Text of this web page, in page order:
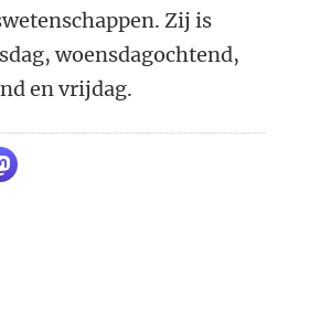
Zij is
woensdagochtend,
en vrijdag.
LinkedIn
via WhatsApp
Delen via Mastodon